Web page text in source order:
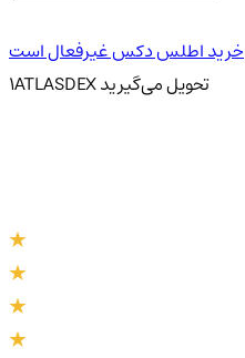
خرید اطلس دکس غیرفعال است
1ATLASDEX تحویلمی‌گیرید